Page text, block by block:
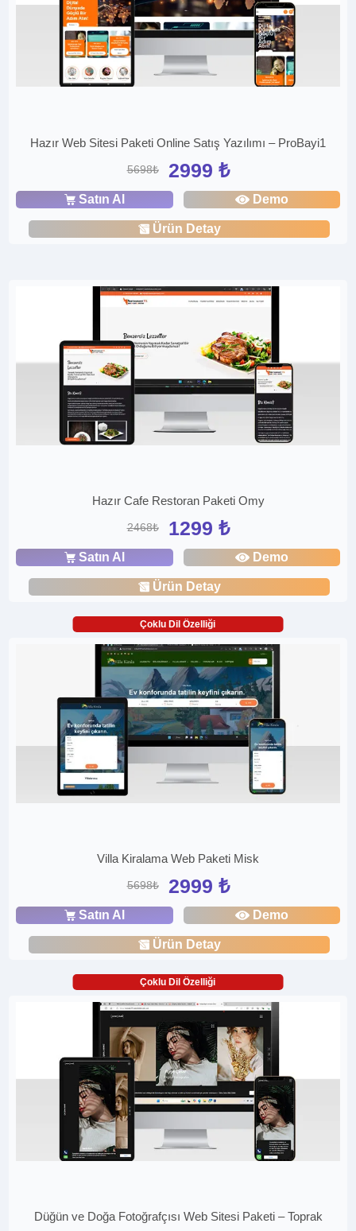
Hazır Web Sitesi Paketi Online Satış Yazılımı – ProBayi1
5698₺ 2999 ₺
Satın Al Demo
Ürün Detay
Hazır Cafe Restoran Paketi Omy
2468₺ 1299 ₺
Satın Al Demo
Ürün Detay
Çoklu Dil Özelliği
Villa Kiralama Web Paketi Misk
5698₺ 2999 ₺
Satın Al Demo
Ürün Detay
Çoklu Dil Özelliği
Düğün ve Doğa Fotoğrafçısı Web Sitesi Paketi – Toprak